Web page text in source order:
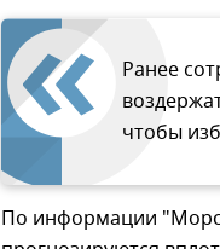
Ранее
чтобы
По информации